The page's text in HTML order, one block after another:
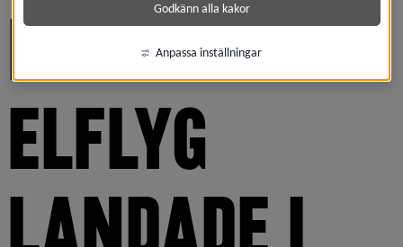
HISTORISKT
ELFLYG
Godkänn alla kakor
Anpassa inställningar